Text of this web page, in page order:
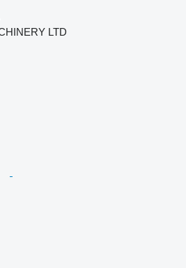
LTD